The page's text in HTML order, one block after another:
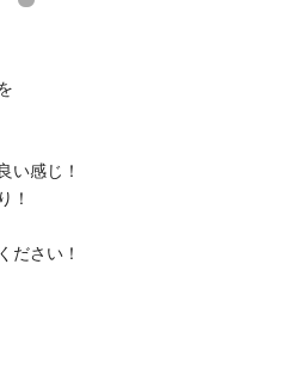
い感じ！
！
ださい！